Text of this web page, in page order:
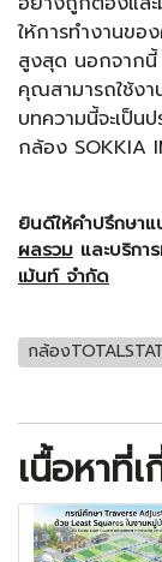
ให้การทำงานขอ
สูงสุด นอกจาก
คุณสามารถใช้ง
บทความนี้จะเป็น
กล้อง SOKKIA
ยินดีให้คำปรึกษาแ
ผลรวม และบริกา
เม้นท์ จำกัด
กล้อง
เนื้อหาที่